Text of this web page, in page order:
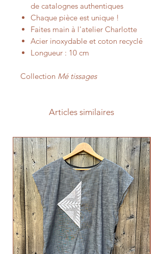
de catalognes authentiques
Chaque pièce est unique !
Faites main à l'atelier Charlotte
Acier inoxydable et coton recyclé
Longueur : 10 cm
Collection Mé tissages
Articles similaires